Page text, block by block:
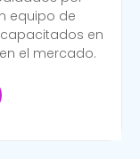
equipo de
en
el mercado.